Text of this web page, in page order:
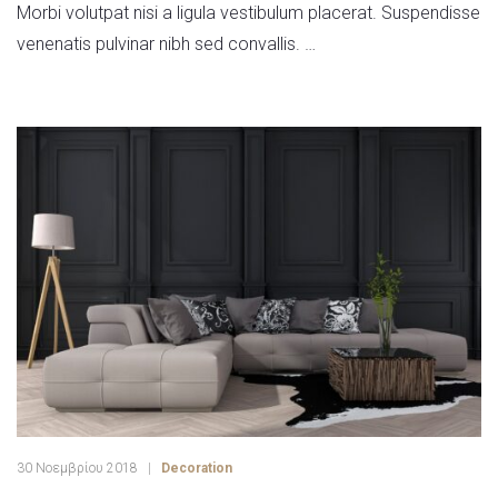
Morbi volutpat nisi a ligula vestibulum placerat. Suspendisse
venenatis pulvinar nibh sed convallis. …
30 Νοεμβρίου 2018 Decoration